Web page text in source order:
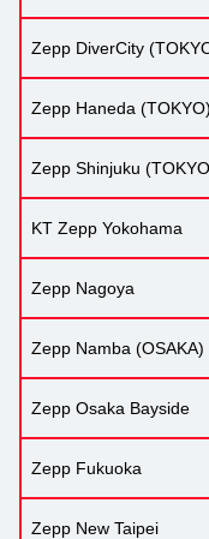
Zepp DiverCity
Zepp Haneda (TOKYO)
Zepp Shinjuku
KT Zepp Yokohama
Zepp Nagoya
Zepp Namba (OSAKA)
Zepp Osaka Bayside
Zepp Fukuoka
Zepp New Taipei